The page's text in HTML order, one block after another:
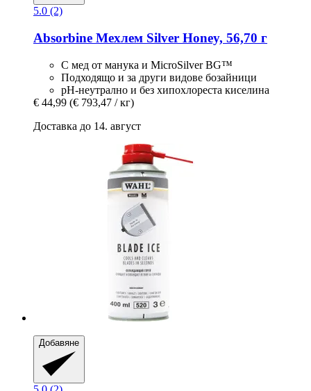
5.0 (2)
Absorbine Мехлем Silver Honey, 56,70 г
С мед от манука и MicroSilver BG™
Подходящо и за други видове бозайници
pH-неутрално и без хипохлореста киселина
€ 44,99 (€ 793,47 / кг)
Доставка до 14. август
Добавяне